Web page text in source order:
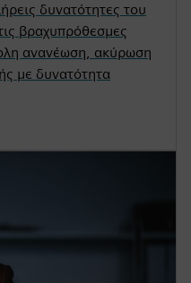
δυνατότητες του
βραχυπρόθεσμες
ανανέωση, ακύρωση
με δυνατότητα